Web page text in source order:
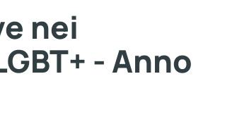
nei
- Anno